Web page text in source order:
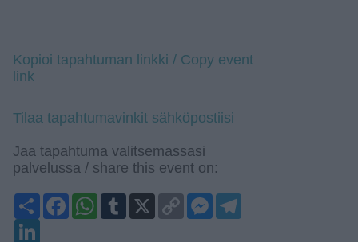
Kopioi tapahtuman linkki / Copy event
link
Tilaa tapahtumavinkit sähköpostiisi
Jaa tapahtuma valitsemassasi
palvelussa / share this event on:
ShareFacebook
WhatsApp
Tumblr
Copy
Link
Messenger